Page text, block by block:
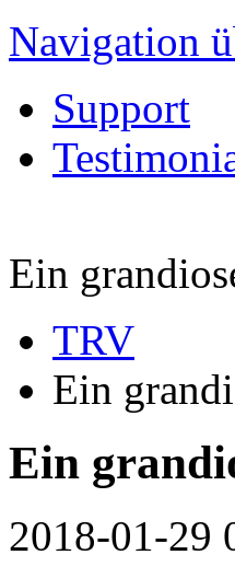
Navigation
Support
Ein
TRV
Ein
Ein
2018-01-29